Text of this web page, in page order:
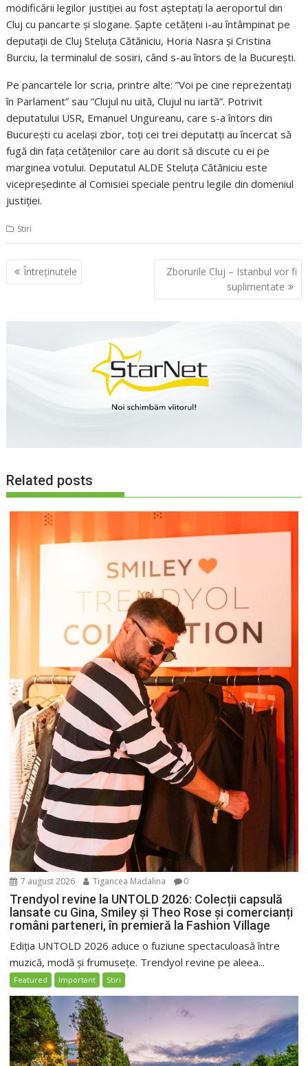
modificării legilor justiţiei au fost aşteptaţi la aeroportul din
Cluj cu pancarte şi slogane.Şapte cetăţeni i-au întâmpinat pe
deputaţii de Cluj Steluţa Cătăniciu, Horia Nasra şi Cristina
Burciu, la terminalul de sosiri, când s-au întors de la Bucureşti.
Pe pancartele lor scria, printre alte: ”Voi pe cine reprezentaţi
în Parlament” sau ”Clujul nu uită, Clujul nu iartă”. Potrivit
deputatului USR, Emanuel Ungureanu, care s-a întors din
Bucureşti cu acelaşi zbor, toţi cei trei deputatţi au încercat să
fugă din faţa cetăţenilor care au dorit să discute cu ei pe
marginea votului. Deputatul ALDE Steluţa Cătăniciu este
vicepreşedinte al Comisiei speciale pentru legile din domeniul
justiţiei.
Stiri
Navigare
în
Întreţinutele
Zborurile Cluj – Istanbul vor fi
suplimentate
Related posts
7 august 2026 Tigancea Madalina 0
Trendyol revine la UNTOLD 2026: Colecții capsulă
lansate cu Gina, Smiley și Theo Rose și comercianți
români parteneri, în premieră la Fashion Village
Ediția UNTOLD 2026 aduce o fuziune spectaculoasă între
muzică, modă și frumusețe. Trendyol revine pe aleea...
Featured Important Stiri